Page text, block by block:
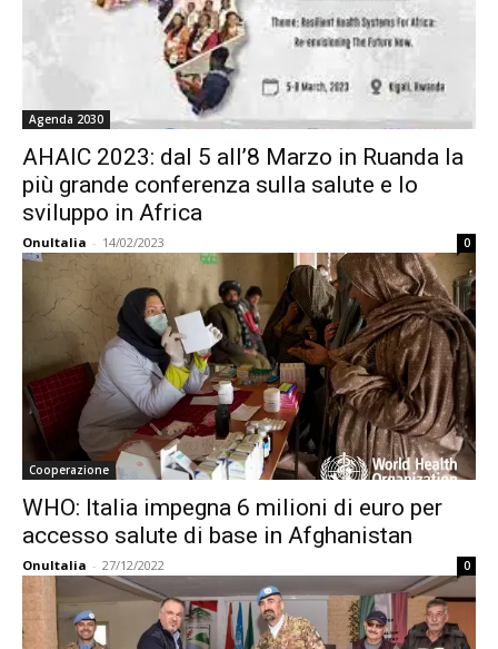
Agenda 2030
AHAIC 2023: dal 5 all’8 Marzo in Ruanda la
più grande conferenza sulla salute e lo
sviluppo in Africa
OnuItalia - 14/02/2023 0
Cooperazione
WHO: Italia impegna 6 milioni di euro per
accesso salute di base in Afghanistan
OnuItalia - 27/12/2022 0